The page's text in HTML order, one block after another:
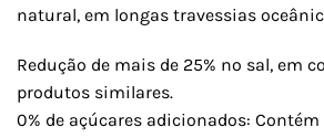
natural, em longas travessias
Redução de mais de 25% no sal, em
produtos similares.
0% de açúcares adicionados: